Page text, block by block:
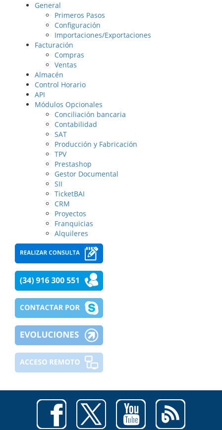
General
Primeros Pasos
Configuración
Importaciones/Exportaciones
Facturación
Compras
Ventas
Almacén
Control Horario
API
Módulos Opcionales
Conciliación bancaria
Contabilidad
SAT
Producción y Fabricación
TPV
Prestashop
Gestor Documental
SII
TicketBAI
CRM
Proyectos
Franquicias
Alquileres